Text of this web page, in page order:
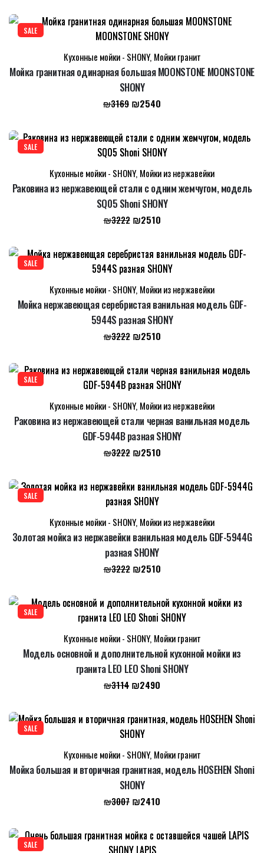
составляла
₪3222.
₪2580.
SALE
Кухонные мойки - SHONY, Мойки гранит
Мойка гранитная одинарная большая MOONSTONE MOONSTONE
SHONY
₪3169 Первоначальная
₪3169.
₪2540
SALE
Кухонные мойки - SHONY, Мойки из нержавейки
Раковина из нержавеющей стали с одним жемчугом, модель
SQ05 Shoni SHONY
₪3222 Первоначальная
₪3222.
₪2510Текущая
SALE
Кухонные мойки - SHONY, Мойки из нержавейки
Мойка нержавеющая серебристая ванильная модель GDF-
5944S разная SHONY
₪3222 Первоначальная
₪3222.
₪2510Текущая
SALE
Кухонные мойки - SHONY, Мойки из нержавейки
Раковина из нержавеющей стали черная ванильная модель
GDF-5944B разная SHONY
₪3222 Первоначальная
₪3222.
₪2510Текущая
SALE
Кухонные мойки - SHONY, Мойки из нержавейки
Золотая мойка из нержавейки ванильная модель GDF-5944G
разная SHONY
₪3222 Первоначальная
составляла
₪3222.
₪2510Текущая
₪2510.
SALE
Кухонные мойки - SHONY, Мойки гранит
Модель основной и дополнительной кухонной мойки из
гранита LEO LEO Shoni SHONY
₪3114 Первоначальная
₪3114.
₪2490
SALE
Кухонные мойки - SHONY, Мойки гранит
Мойка большая и вторичная гранитная, модель HOSEHEN Shoni
SHONY
₪3007 Первоначальная
составляла
₪3007.
₪2410
₪2410.
SALE